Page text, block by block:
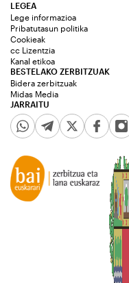
JARRAITU
LEGEA
Lege informazioa
Pribatutasun politika
Cookieak
cc Lizentzia
Kanal etikoa
BESTELAKO ZERBITZUAK
Bidera zerbitzuak
Midas Media